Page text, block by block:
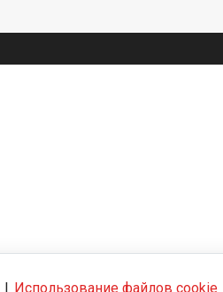
| Использование файлов cookie